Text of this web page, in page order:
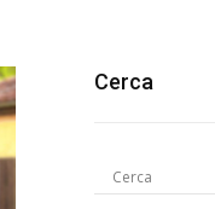
Cerca